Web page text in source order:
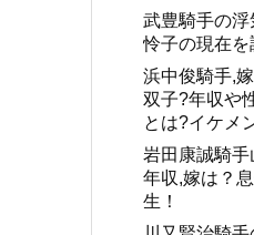
武豊騎手の
怜子の現在を
浜中俊騎手,
双子?年収や
とは?イケメ
岩田康誠騎
年収,嫁は？
生！